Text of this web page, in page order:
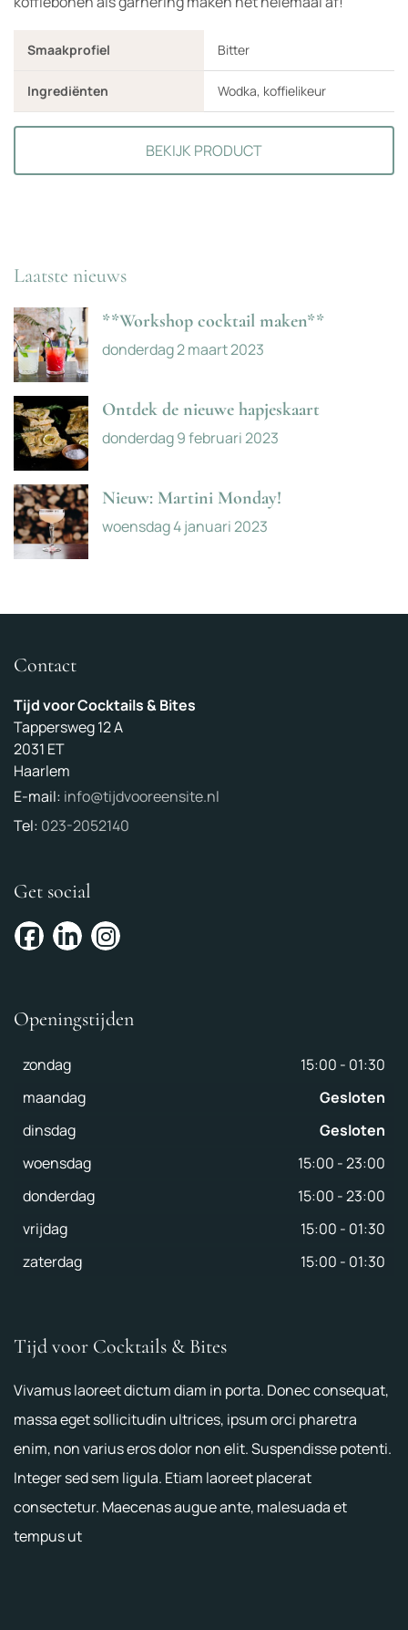
Smaakprofiel Bitter
Ingrediënten Wodka, koffielikeur
BEKIJK PRODUCT
Laatste nieuws
**Workshop cocktail maken**
donderdag 2 maart 2023
Ontdek de nieuwe hapjeskaart
donderdag 9 februari 2023
Nieuw: Martini Monday!
woensdag 4 januari 2023
Contact
Tijd voor Cocktails & Bites
Tappersweg 12 A
2031 ET
Haarlem
E-mail: info@tijdvooreensite.nl
Tel: 023-2052140
Get social
Openingstijden
zondag 15:00 - 01:30
maandag
Gesloten
dinsdag
Gesloten
woensdag
15:00 -23:00
donderdag
15:00 -23:00
vrijdag
15:00 - 01:30
zaterdag
15:00 - 01:30
Tijd voor Cocktails & Bites
Vivamus laoreet dictum diam in porta. Donec consequat,
massa eget sollicitudin ultrices, ipsum orci pharetra
enim, non varius eros dolor non elit. Suspendisse potenti.
Integer sed sem ligula. Etiam laoreet placerat
consectetur. Maecenas augue ante, malesuada et
tempus ut